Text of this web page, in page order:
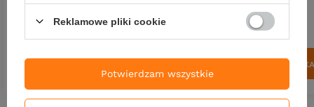
38,90 zł 38,90 zł
Kup za: 1283.7pkt
Ilość produktówDO
Reklamowe pliki cookie
Potwierdzam wszystkie